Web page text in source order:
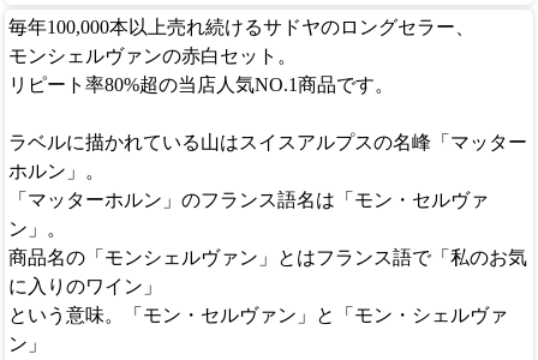
毎年100,000本以上売れ続けるサドヤのロングセラー、
モンシェルヴァンの赤白セット。
リピート率80%超の当店人気NO.1商品です。
ラベルに描かれている山はスイスアルプスの名峰「マッター
ホルン」。
「マッターホルン」のフランス語名は「モン・セルヴァ
ン」。
商品名の「モンシェルヴァン」とはフランス語で「私のお気
に入りのワイン」
という意味。「モン・セルヴァン」と「モン・シェルヴァ
ン」